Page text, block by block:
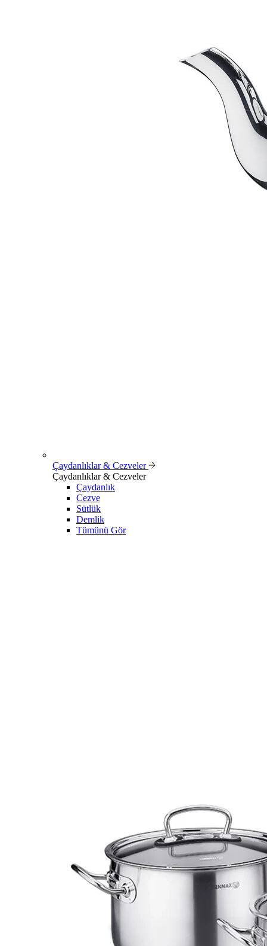
Çaydanlıklar & Cezveler
Çaydanlıklar & Cezveler
Çaydanlık
Cezve
Sütlük
Demlik
Tümünü Gör